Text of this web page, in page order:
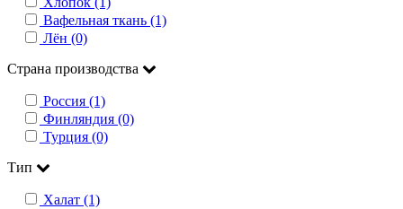
Вафельная ткань (1)
Лён (0)
Страна производства
Россия (1)
Финляндия (0)
Турция (0)
Тип
Халат (1)